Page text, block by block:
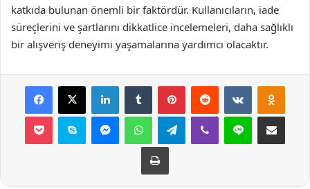
katkıda bulunan önemli bir faktördür. Kullanıcıların, iade
süreçlerini ve şartlarını dikkatlice incelemeleri, daha sağlıklı
bir alışveriş deneyimi yaşamalarına yardımcı olacaktır.
Facebook
X LinkedInTumblr PinterestReddit VKontakte
Pocket Skype MessengerWhatsAppTelegramViber Line E-Posta ile
Yazdır